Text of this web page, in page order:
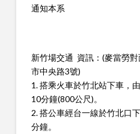
通知本系
新竹場交通 資訊：(麥當勞
市中央路3號)
1. 搭乘火車於竹北站下車，
10分鐘(800公尺)。
2. 搭公車經台一線於竹北口
分鐘。